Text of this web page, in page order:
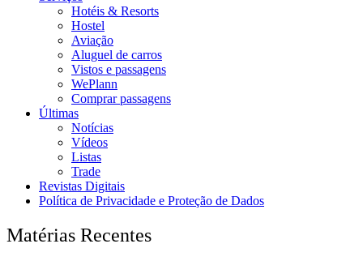
Hotéis & Resorts
Hostel
Aviação
Aluguel de carros
Vistos e passagens
WePlann
Comprar passagens
Últimas
Notícias
Vídeos
Listas
Trade
Revistas Digitais
Política de Privacidade e Proteção de Dados
Matérias Recentes